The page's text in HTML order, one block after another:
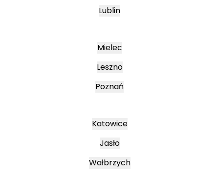
Lublin
Mielec
Leszno
Poznań
Katowice
Jasło
Wałbrzych